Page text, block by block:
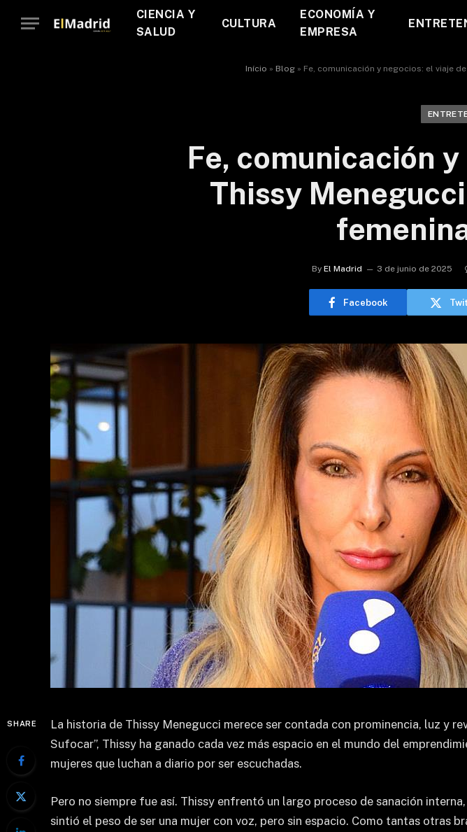
CIENCIA Y
SALUD
CULTURA
ECONOMÍA Y
EMPRESA
Início » Blog » Fe, comunicación y negocios: el viaje
Fe, comunicación
Thissy
By El Madrid 3 de junio de 2025
Facebook
SHARE
La historia de Thissy Menegucci merece ser contada con prominencia, luz y
Sufocar”, Thissy ha ganado cada vez más espacio en el mundo del
mujeres que luchan a diario por ser escuchadas.
Pero no siempre fue así. Thissy enfrentó un largo proceso de sanación
sintió el peso de ser una mujer con voz, pero sin espacio. Como tantas otras